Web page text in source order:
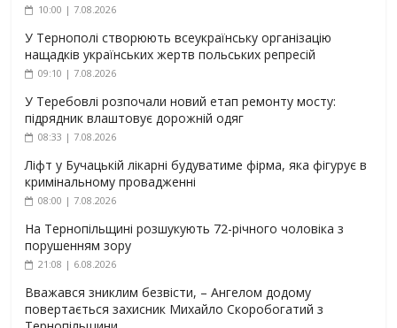
10:00 | 7.08.2026
У Тернополі створюють всеукраїнську організацію
нащадків українських жертв польських репресій
09:10 | 7.08.2026
У Теребовлі розпочали новий етап ремонту мосту:
підрядник влаштовує дорожній одяг
08:33 | 7.08.2026
Ліфт у Бучацькій лікарні будуватиме фірма, яка фігурує в
кримінальному провадженні
08:00 | 7.08.2026
На Тернопільщині розшукують 72-річного чоловіка з
порушенням зору
21:08 | 6.08.2026
Вважався зниклим безвісти, – Ангелом додому
повертається захисник Михайло Скоробогатий з